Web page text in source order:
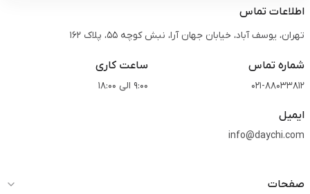
اطلاعات تماس
تهران، یوسف آباد، خیابان جهان آرا، نبش کوچه 55، پلاک 162
شماره تماس
021-88033812
ساعت کاری
9:00 الی 18:00
ایمیل
info@daychi.com
صفحات